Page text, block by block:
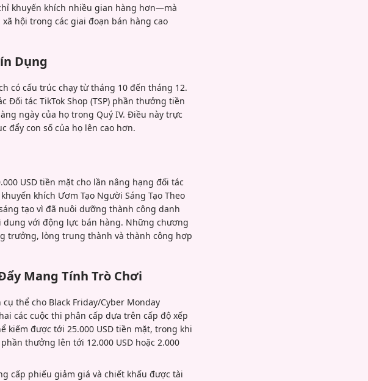
khuyến khích nhiều gian hàng hơn—mà
hội trong các giai đoạn bán hàng cao
Dụng
có cấu trúc chạy từ tháng 10 đến tháng 12.
Đối tác TikTok Shop (TSP) phần thưởng tiền
ngày của họ trong Quý IV. Điều này trực
đẩy con số của họ lên cao hơn.
USD tiền mặt cho lần nâng hạng đối tác
khích Ươm Tạo Người Sáng Tạo Theo
tạo vì đã nuôi dưỡng thành công danh
dung với động lực bán hàng. Những chương
trưởng, lòng trung thành và thành công hợp
Mang Tính Trò Chơi
thể cho Black Friday/Cyber Monday
các cuộc thi phân cấp dựa trên cấp độ xếp
kiếm được tới 25.000 USD tiền mặt, trong khi
thưởng lên tới 12.000 USD hoặc 2.000
cấp phiếu giảm giá và chiết khấu được tài